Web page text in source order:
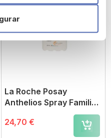
La Roche Posay
Anthelios Spray Familiar
24,70 €